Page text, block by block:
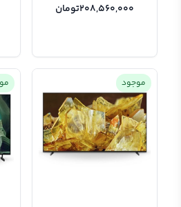
208,560,000تومان
موجود